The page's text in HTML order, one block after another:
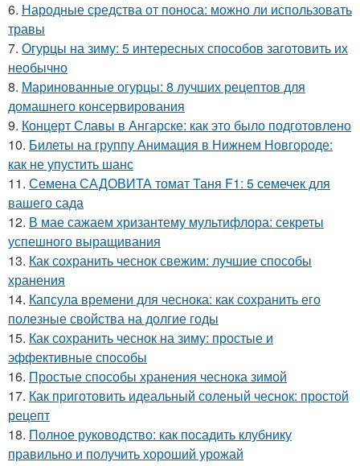
6. Народные средства от поноса: можно ли использовать
травы
7. Огурцы на зиму: 5 интересных способов заготовить их
необычно
8. Маринованные огурцы: 8 лучших рецептов для
домашнего консервирования
9. Концерт Славы в Ангарске: как это было подготовлено
10. Билеты на группу Анимация в Нижнем Новгороде:
как не упустить шанс
11. Семена САДОВИТА томат Таня F1: 5 семечек для
вашего сада
12. В мае сажаем хризантему мультифлора: секреты
успешного выращивания
13. Как сохранить чеснок свежим: лучшие способы
хранения
14. Капсула времени для чеснока: как сохранить его
полезные свойства на долгие годы
15. Как сохранить чеснок на зиму: простые и
эффективные способы
16. Простые способы хранения чеснока зимой
17. Как приготовить идеальный соленый чеснок: простой
рецепт
18. Полное руководство: как посадить клубнику
правильно и получить хороший урожай